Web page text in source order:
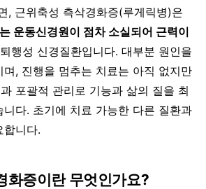
, 근위축성 측삭경화증(루게릭병)은
운동신경원이 점차 소실되어 근력이
퇴행성 신경질환입니다. 대부분 원인을
, 진행을 멈추는 치료는 아직 없지만
포괄적 관리로 기능과 삶의 질을 최
다. 초기에 치료 가능한 다른 질환과
합니다.
화증이란 무엇인가요?